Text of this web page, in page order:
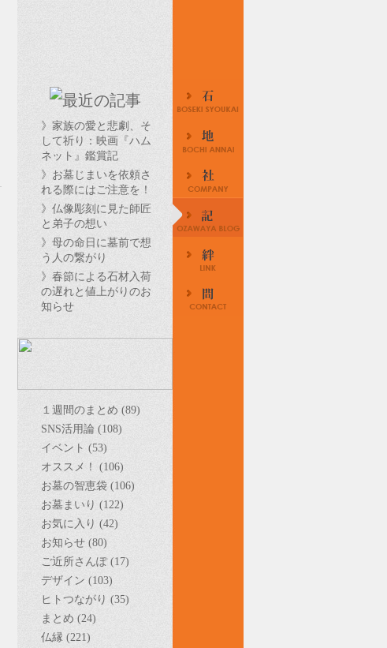
》家族の愛と悲劇、そ
して祈り：映画『ハム
ネット』鑑賞記
》お墓じまいを依頼さ
れる際にはご注意を！
》仏像彫刻に見た師匠
と弟子の想い
》母の命日に墓前で想
う人の繋がり
》春節による石材入荷
の遅れと値上がりのお
知らせ
１週間のまとめ (89)
SNS活用論 (108)
イベント (53)
オススメ！ (106)
お墓の智恵袋 (106)
お墓まいり (122)
お気に入り (42)
お知らせ (80)
ご近所さんぽ (17)
デザイン (103)
ヒトつながり (35)
まとめ (24)
仏縁 (221)